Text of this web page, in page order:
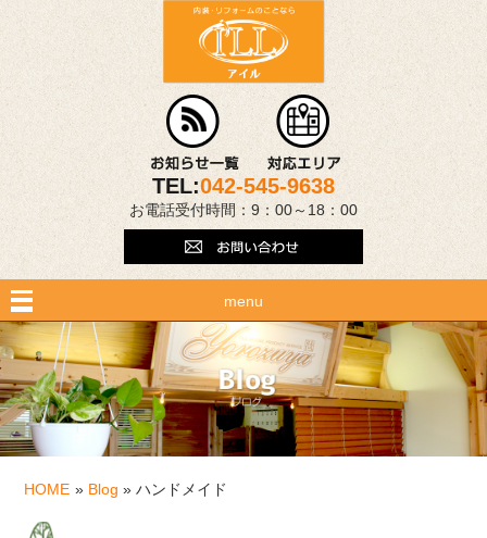
TEL:042-545-9638
お電話受付時間：9：00～18：00
menu
HOME » Blog » ハンドメイド